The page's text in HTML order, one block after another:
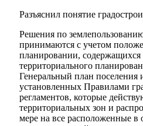
Разъяснил понятие
Решения по
принимаются с учетом
планировании, содержащихся
территориального
Генеральный план поселения
установленных Правилами
регламентов, которые
территориальных зон и
мере на все расположенные в